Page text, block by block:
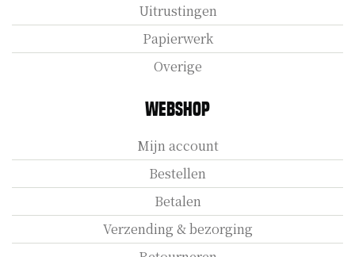
Uitrustingen
Papierwerk
Overige
Webshop
Mijn account
Bestellen
Betalen
Verzending & bezorging